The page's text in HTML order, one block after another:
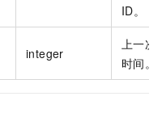
ID。
integer
上一次
时间。